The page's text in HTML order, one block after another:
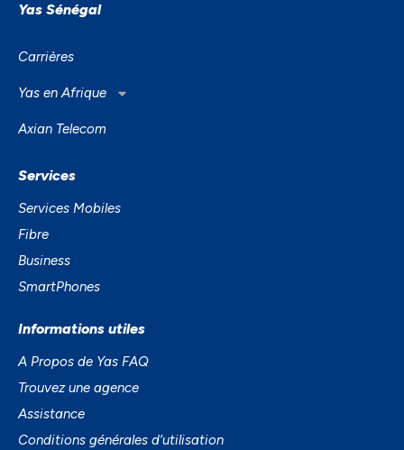
Yas Sénégal
Carrières
Yas en Afrique
Axian Telecom
Services
Services Mobiles
Fibre
Business
SmartPhones
Informations utiles
A Propos de Yas FAQ
Trouvez une agence
Assistance
Conditions générales d’utilisation